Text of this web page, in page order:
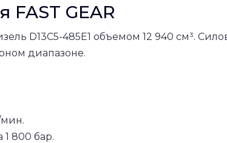
FAST GEAR
D13C5-485E1 объемом 12 940 см³.
диапазоне.
мин.
1 800 бар.